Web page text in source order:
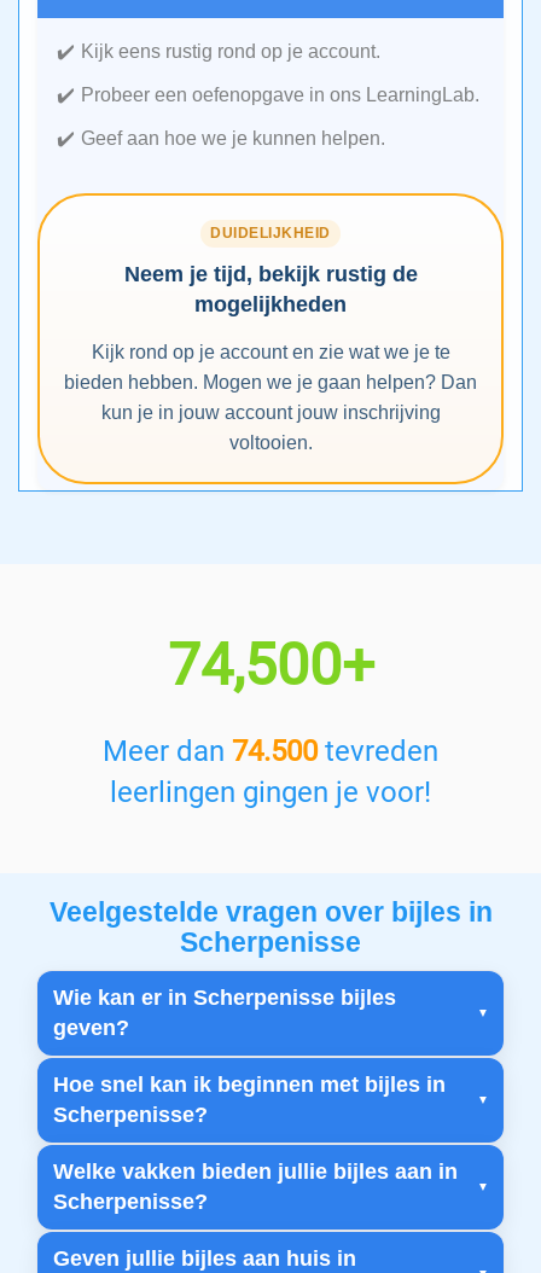
Kijk eens rustig rond op je account.
Probeer een oefenopgave in ons LearningLab.
Geef aan hoe we je kunnen helpen.
DUIDELIJKHEID
Neem je tijd, bekijk rustig de
mogelijkheden
Kijk rond op je account en zie wat we je te
bieden hebben. Mogen we je gaan helpen? Dan
kun je in jouw account jouw inschrijving
voltooien.
74,500+
Meer dan 74.500tevreden
leerlingen gingen je voor!
Veelgestelde vragen over bijles in
Scherpenisse
Wie kan er in Scherpenisse bijles
geven?
Hoe snel kan ik beginnen met bijles in
Scherpenisse?
Welke vakken bieden jullie bijles aan in
Scherpenisse?
Geven jullie bijles aan huis in